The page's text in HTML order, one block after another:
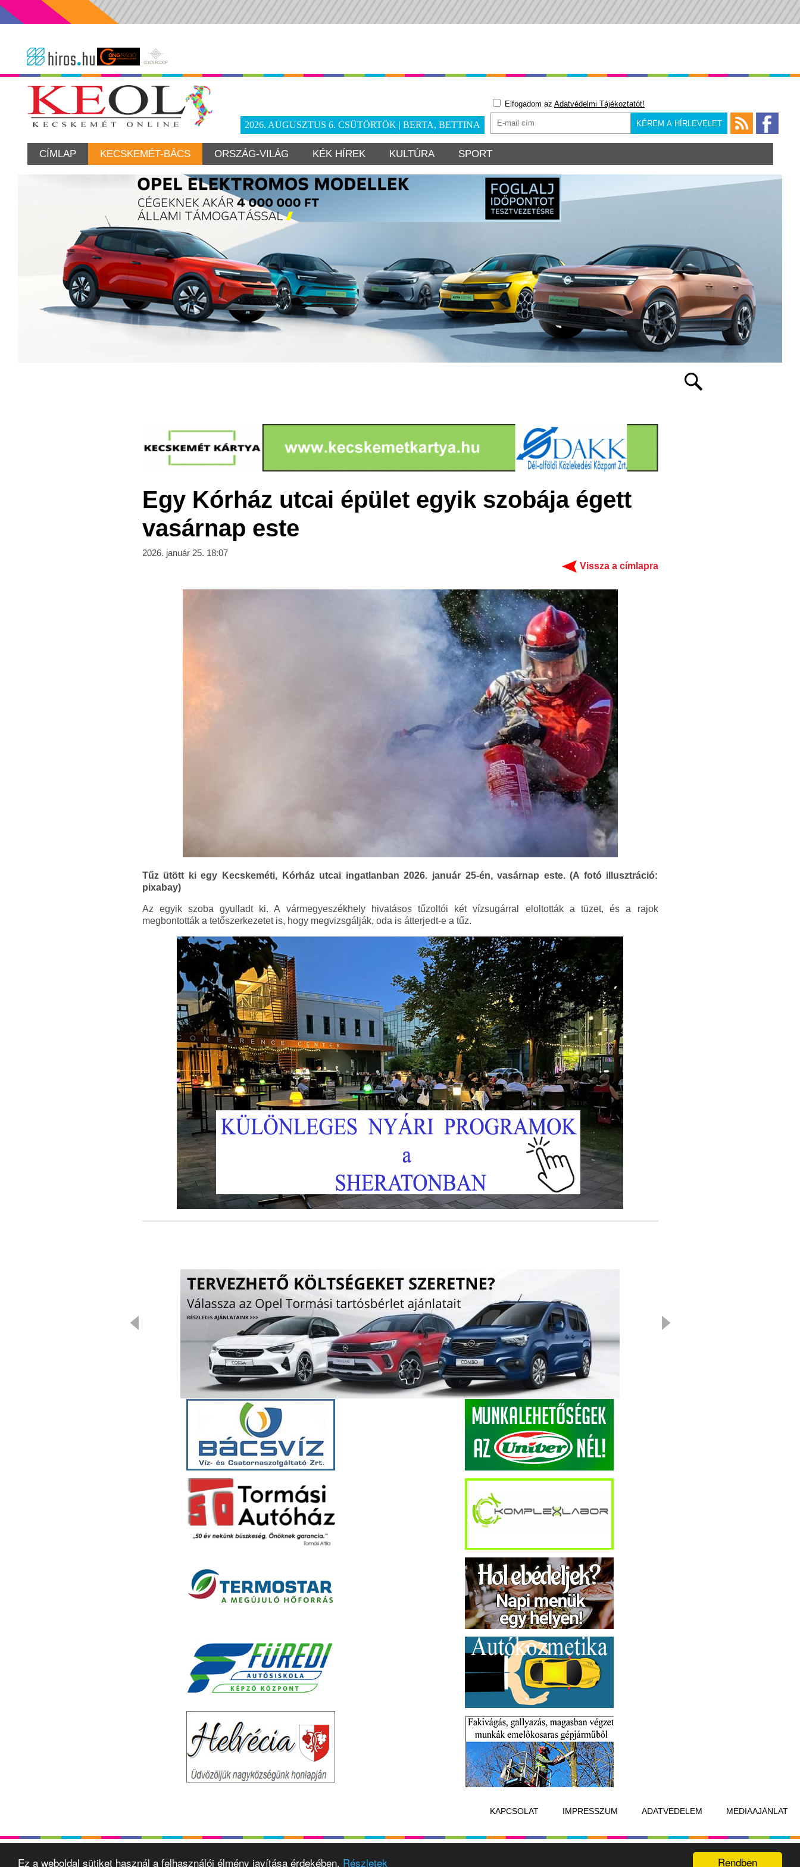
Rendben
Ez a weboldal sütiket használ a felhasználói élmény javítása érdekében. Részletek
2026. AUGUSZTUS 6. CSÜTÖRTÖK | BERTA, BETTINA
Elfogadom az Adatvédelmi Tájékoztatót!
CÍMLAP KECSKEMÉT-BÁCS ORSZÁG-VILÁG KÉK HÍREK KULTÚRA SPORT
Egy Kórház utcai épület egyik szobája égett
vasárnap este
2026. január 25. 18:07
Vissza a címlapra
Tűz ütött ki egy Kecskeméti, Kórház utcai ingatlanban 2026. január 25-én, vasárnap este. (A fotó illusztráció:
pixabay)
Az egyik szoba gyulladt ki. A vármegyeszékhely hivatásos tűzoltói két vízsugárral eloltották a tüzet, és a rajok
megbontották a tetőszerkezetet is, hogy megvizsgálják, oda is átterjedt-e a tűz.
KAPCSOLAT IMPRESSZUM ADATVÉDELEM MÉDIAAJÁNLAT